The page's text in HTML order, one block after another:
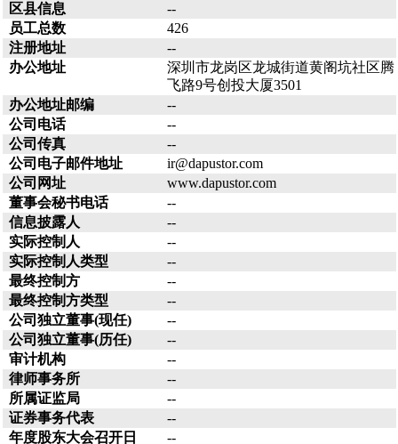
区县信息
--
员工总数
426
注册地址
--
办公地址
深圳市龙岗区龙城街道黄阁坑社区腾
飞路9号创投大厦3501
办公地址邮编
--
公司电话
--
公司传真
--
公司电子邮件地址
ir@dapustor.com
公司网址
www.dapustor.com
董事会秘书电话
--
信息披露人
--
实际控制人
--
实际控制人类型
--
最终控制方
--
最终控制方类型
--
公司独立董事(现任)
--
公司独立董事(历任)
--
审计机构
--
律师事务所
--
所属证监局
--
证券事务代表
--
年度股东大会召开日
--